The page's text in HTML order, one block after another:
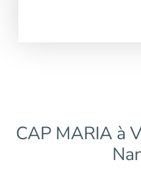
CAP MARIA à